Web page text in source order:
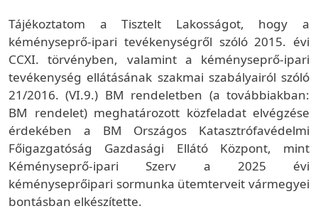
Tájékoztatom a Tisztelt Lakosságot, hogy a
kéményseprő-ipari tevékenységről szóló 2015. évi
CCXI. törvényben, valamint a kéményseprő-ipari
tevékenység ellátásának szakmai szabályairól szóló
21/2016. (VI.9.) BM rendeletben (a továbbiakban:
BM rendelet) meghatározott közfeladat elvégzése
érdekében a BM Országos Katasztrófavédelmi
Főigazgatóság Gazdasági Ellátó Központ, mint
Kéményseprő-ipari Szerv a 2025 évi
kéményseprőipari sormunka ütemterveit vármegyei
bontásban elkészítette.